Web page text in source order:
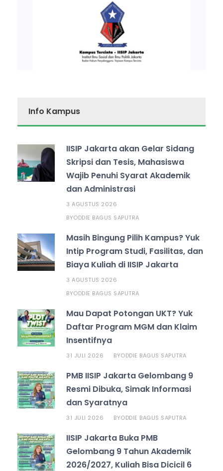
Info Kampus
IISIP Jakarta akan Gelar Sidang
Skripsi dan Tesis, Mahasiswa
Wajib Penuhi Syarat Akademik
dan Administrasi
3 AGUSTUS 2026
BYODDIE BAGUS SAPUTRA
Masih Bingung Pilih Kampus? Yuk
Intip Program Studi, Fasilitas, dan
Biaya Kuliah di IISIP Jakarta
3 AGUSTUS 2026
BYODDIE BAGUS SAPUTRA
Mau Dapat Potongan UKT? Yuk
Daftar Program MGM dan Klaim
Insentifnya
31 JULI 2026 BYODDIE BAGUS SAPUTRA
PMB IISIP Jakarta Gelombang 9
Resmi Dibuka, Simak Informasi
dan Syaratnya
31 JULI 2026 BYODDIE BAGUS SAPUTRA
IISIP Jakarta Buka PMB
Gelombang 9 Tahun Akademik
2026/2027, Kuliah Bisa Dicicil 6